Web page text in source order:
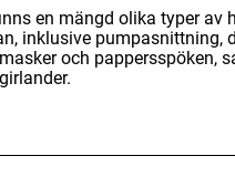
en mängd olika typer av
inklusive pumpasnittning,
och pappersspöken,